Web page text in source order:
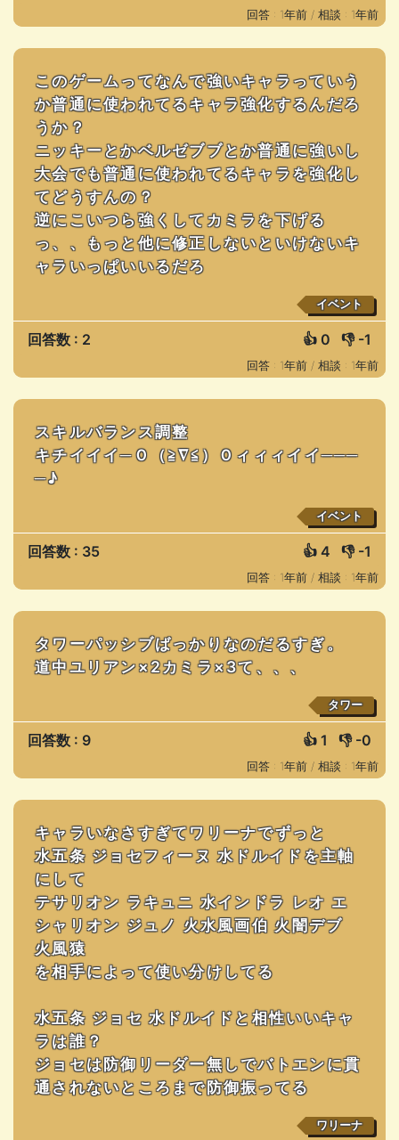
回答 : 1年前 / 相談 : 1年前
このゲームってなんで強いキャラっていう
か普通に使われてるキャラ強化するんだろ
うか？
ニッキーとかベルゼブブとか普通に強いし
大会でも普通に使われてるキャラを強化し
てどうすんの？
逆にこいつら強くしてカミラを下げる
っ、、もっと他に修正しないといけないキ
ャラいっぱいいるだろ
イベント
回答数 : 2 👍 0 👎 -1
回答 : 1年前 / 相談 : 1年前
スキルバランス調整
キチイイイ─Ｏ（≧∇≦）Ｏィィィイイ───
─♪
イベント
回答数 : 35 👍 4 👎 -1
回答 : 1年前 / 相談 : 1年前
タワーパッシブばっかりなのだるすぎ。
道中ユリアン×2カミラ×3て、、、
タワー
回答数 : 9 👍 1 👎 -0
回答 : 1年前 / 相談 : 1年前
キャラいなさすぎてワリーナでずっと
水五条 ジョセフィーヌ 水ドルイドを主軸
にして
テサリオン ラキュニ 水インドラ レオ エ
シャリオン ジュノ 火水風画伯 火闇デブ
火風猿
を相手によって使い分けしてる
水五条 ジョセ 水ドルイドと相性いいキャ
ラは誰？
ジョセは防御リーダー無しでバトエンに貫
通されないところまで防御振ってる
ワリーナ